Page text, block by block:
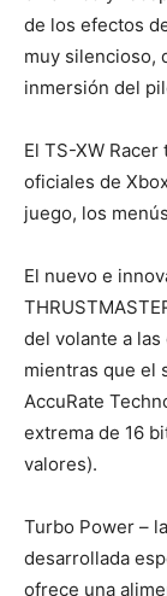
de los efectos
muy silencioso,
inmersión del
El TS-XW
oficiales de
juego, los
El nuevo e
del volante a
mientras que el
AccuRate
extrema de 16
valores).
Turbo Power –
desarrollada
ofrece una